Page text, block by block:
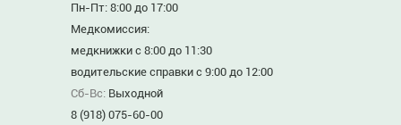
Пн-Пт: 8:00 до 17:00
Медкомиссия:
медкнижки с 8:00 до 11:30
водительские справки с 9:00 до 12:00
Сб-Вс: Выходной
8 (918) 075-60-00